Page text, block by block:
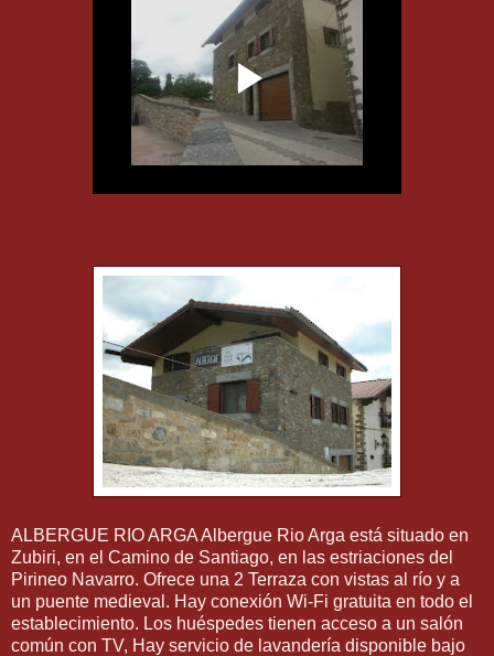
ALBERGUE RIO ARGA Albergue Rio Arga está situado en
Zubiri, en el Camino de Santiago, en las estriaciones del
Pirineo Navarro. Ofrece una 2 Terraza con vistas al río y a
un puente medieval. Hay conexión Wi-Fi gratuita en todo el
establecimiento. Los huéspedes tienen acceso a un salón
común con TV, Hay servicio de lavandería disponible bajo